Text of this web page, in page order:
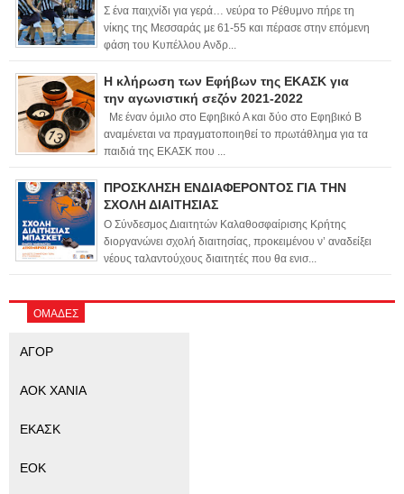
Σ ένα παιχνίδι για γερά… νεύρα το Ρέθυμνο πήρε τη
νίκης της Μεσσαράς με 61-55 και πέρασε στην επόμενη
φάση του Κυπέλλου Ανδρ...
Η κλήρωση των Εφήβων της ΕΚΑΣΚ για
την αγωνιστική σεζόν 2021-2022
Με έναν όμιλο στο Εφηβικό Α και δύο στο Εφηβικό Β
αναμένεται να πραγματοποιηθεί το πρωτάθλημα για τα
παιδιά της ΕΚΑΣΚ που ...
ΠΡΟΣΚΛΗΣΗ ΕΝΔΙΑΦΕΡΟΝΤΟΣ ΓΙΑ ΤΗΝ
ΣΧΟΛΗ ΔΙΑΙΤΗΣΙΑΣ
Ο Σύνδεσμος Διαιτητών Καλαθοσφαίρισης Κρήτης
διοργανώνει σχολή διαιτησίας, προκειμένου ν’ αναδείξει
νέους ταλαντούχους διαιτητές που θα ενισ...
ΟΜΑΔΕΣ
ΑΓΟΡ
ΑΟΚ ΧΑΝΙΑ
ΕΚΑΣΚ
ΕΟΚ